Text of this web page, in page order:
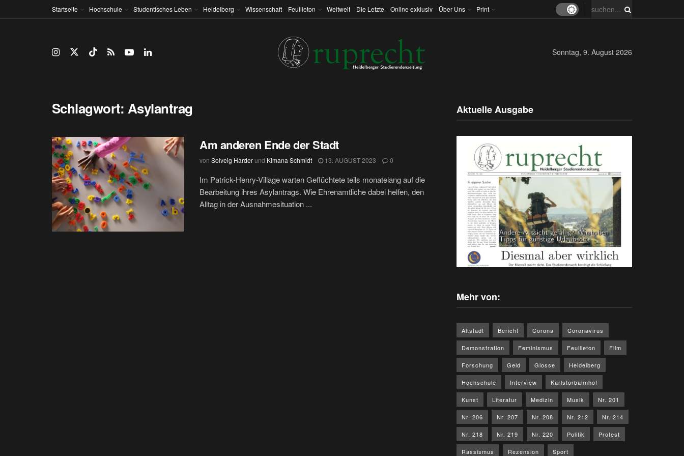
Startseite Hochschule Studentisches Leben Heidelberg Wissenschaft Feuilleton Weltweit Die Letzte Online exklusiv Über Uns Print
Sonntag, 9. August 2026
Schlagwort: Asylantrag
Am anderen Ende der Stadt
von Solveig Harderund Kimana Schmidt 13. AUGUST 2023 0
Im Patrick-Henry-Village warten Geflüchtete teils monatelang auf die
Bearbeitung ihres Asylantrags. Wie Ehrenamtliche dabei helfen, den
Alltag in der Ausnahmesituation ...
Aktuelle Ausgabe
Mehr von:
Altstadt Bericht Corona Coronavirus
Demonstration Feminismus Feuilleton Film
Forschung Geld Glosse Heidelberg
Hochschule Interview Karlstorbahnhof
Kunst Literatur Medizin Musik Nr. 201
Nr. 206 Nr. 207 Nr. 208 Nr. 212 Nr. 214
Nr. 218 Nr. 219 Nr. 220 Politik Protest
Rassismus Rezension Sport